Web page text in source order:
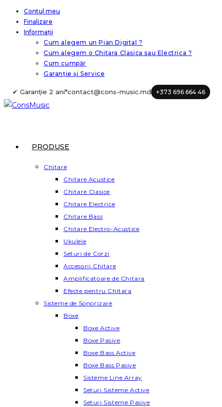
Skip
content
Contul meu
Finalizare
Informații
Cum alegem un Pian Digital ?
Cum alegem o Chitara Clasica sau Electrica ?
Cum cumpăr
Garanție și Service
✔ Garanție 2 ani*contact@cons-music.md +373 696 664 46
PRODUSE
Chitare
Chitare Acustice
Chitare Clasice
Chitare Electrice
Chitare Bass
Chitare Electro-Acustice
Ukulele
Seturi de Corzi
Accesorii Chitare
Amplificatoare de Chitara
Efecte pentru Chitara
Sisteme de Sonorizare
Boxe
Boxe Active
Boxe Pasive
Boxe Bass Active
Boxe Bass Pasive
Sisteme Line Array
Seturi Sisteme Active
Seturi Sisteme Pasive